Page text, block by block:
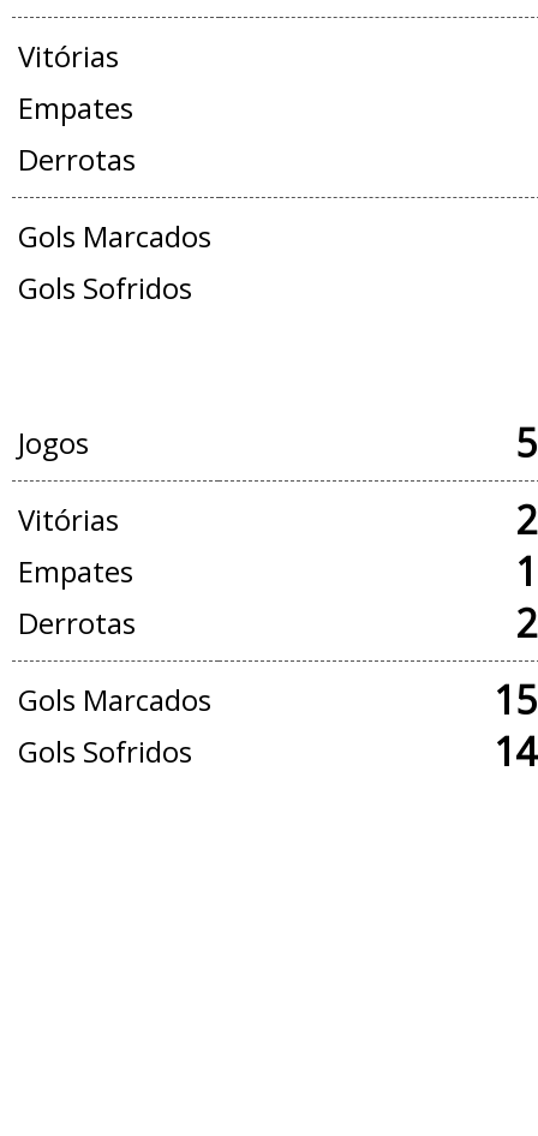
Vitórias
Empates
Derrotas
Gols Marcados
Gols Sofridos
Jogos
Vitórias
Empates
Derrotas
Gols Marcados
Gols Sofridos